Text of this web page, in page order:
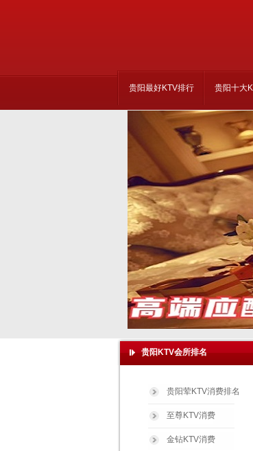
贵阳最好KTV排行 贵阳十大
贵阳KTV会所排名
贵阳荤KTV消费排名
至尊KTV消费
金钻KTV消费